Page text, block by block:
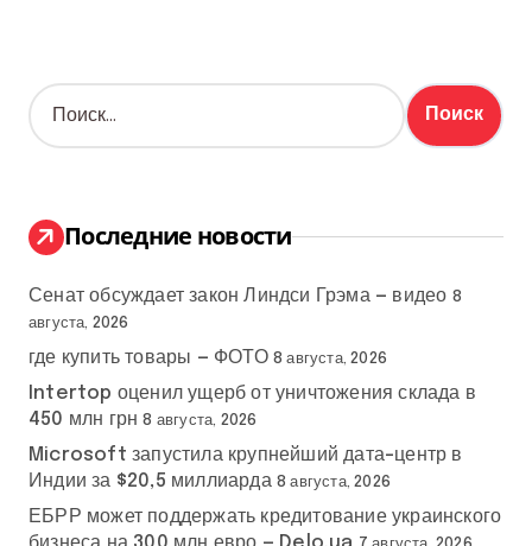
Н
а
:
Последние новости
Сенат обсуждает закон Линдси Грэма — видео 8
августа, 2026
где купить товары — ФОТО 8 августа, 2026
Intertop оценил ущерб от уничтожения склада в
450 млн грн 8 августа, 2026
Microsoft запустила крупнейший дата-центр в
Индии за $20,5 миллиарда 8 августа, 2026
ЕБРР может поддержать кредитование украинского